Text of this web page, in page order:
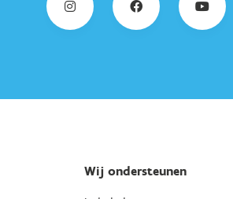
Wij ondersteunen